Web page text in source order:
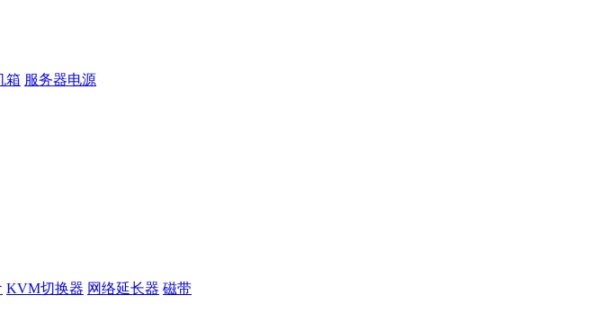
箱 服务器电源
KVM切换器 网络延长器 磁带